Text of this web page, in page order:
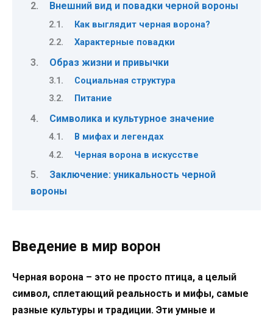
Внешний вид и повадки черной вороны
Как выглядит черная ворона?
Характерные повадки
Образ жизни и привычки
Социальная структура
Питание
Символика и культурное значение
В мифах и легендах
Черная ворона в искусстве
Заключение: уникальность черной
вороны
Введение в мир ворон
Черная ворона – это не просто птица, а целый
символ, сплетающий реальность и мифы, самые
разные культуры и традиции. Эти умные и